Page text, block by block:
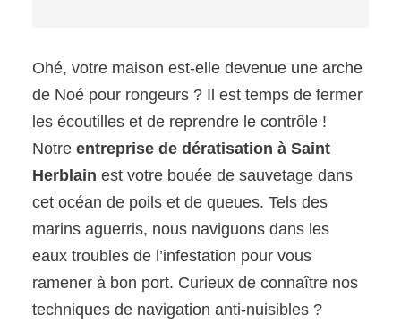
Ohé, votre maison est-elle devenue une arche
de Noé pour rongeurs ? Il est temps de fermer
les écoutilles et de reprendre le contrôle !
Notreentreprise de dératisation à Saint
Herblain est votre bouée de sauvetage dans
cet océan de poils et de queues. Tels des
marins aguerris, nous naviguons dans les
eaux troubles de l’infestation pour vous
ramener à bon port. Curieux de connaître nos
techniques de navigation anti-nuisibles ?